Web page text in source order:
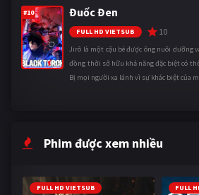
#10 Đuốc Đen
FULL HD VIETSUB 10
Jirô là một cậu bé được ông nuôi dưỡng
đồng thời sở hữu khả năng đặc biệt có
Bị mọi người xa lánh vì sự khác biệt của
Phim được xem nhiều
FULL HD VIETSUB FULL